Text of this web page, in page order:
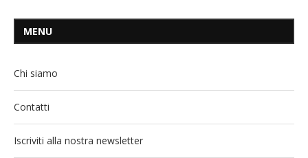
MENU
Chi siamo
Contatti
Iscriviti alla nostra newsletter